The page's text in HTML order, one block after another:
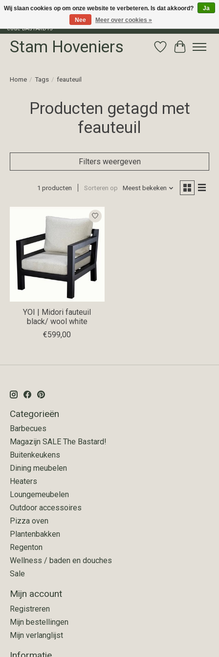
Profiteer van 15% korting op het gehele assortiment van The Bastard met
code BASTARD15
Stam Hoveniers Verlanglijst
Home / Tags / feauteuil
Producten getagd met
feauteuil
Filters weergeven
1 producten Sorteren op Meest bekeken
YOI | Midori fauteuil
black/ wool white
€599,00
Categorieën
Barbecues
Magazijn SALE The Bastard!
Buitenkeukens
Dining meubelen
Heaters
Loungemeubelen
Outdoor accessoires
Pizza oven
Plantenbakken
Regenton
Wellness / baden en douches
Sale
Mijn account
Registreren
Mijn bestellingen
Mijn verlanglijst
Wij slaan cookies op om onze website te verbeteren. Is dat akkoord?
Ja
Nee
Meer over cookies »